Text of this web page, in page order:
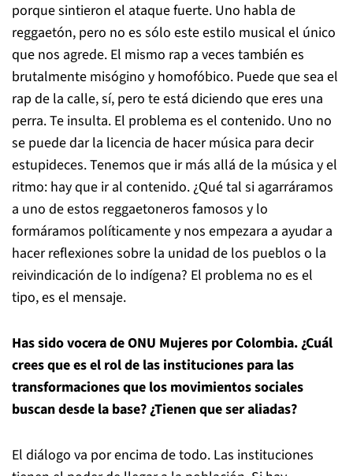
porque sintieron el ataque fuerte. Uno habla de
reggaetón, pero no es sólo este estilo musical el único
que nos agrede. El mismo rap a veces también es
brutalmente misógino y homofóbico. Puede que sea el
rap de la calle, sí, pero te está diciendo que eres una
perra. Te insulta. El problema es el contenido. Uno no
se puede dar la licencia de hacer música para decir
estupideces. Tenemos que ir más allá de la música y el
ritmo: hay que ir al contenido. ¿Qué tal si agarráramos
a uno de estos reggaetoneros famosos y lo
formáramos políticamente y nos empezara a ayudar a
hacer reflexiones sobre la unidad de los pueblos o la
reivindicación de lo indígena? El problema no es el
tipo, es el mensaje.
Has sido vocera de ONU Mujeres por Colombia. ¿Cuál
crees que es el rol de las instituciones para las
transformaciones que los movimientos sociales
buscan desde la base? ¿Tienen que ser aliadas?
El diálogo va por encima de todo. Las instituciones